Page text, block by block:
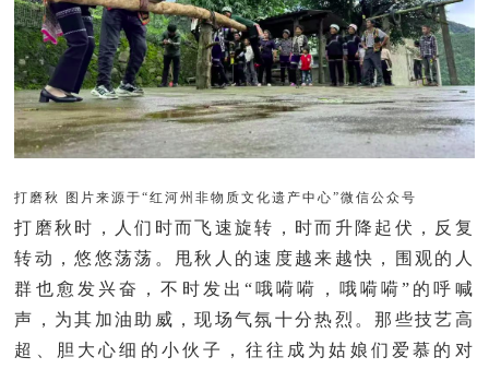
打磨秋 图片来源于“红河州非物质文化遗产中心”微信公众号
打磨秋时，人们时而飞速旋转，时而升降起伏，反复
转动，悠悠荡荡。甩秋人的速度越来越快，围观的人
群也愈发兴奋，不时发出“哦嗬嗬，哦嗬嗬”的呼喊
声，为其加油助威，现场气氛十分热烈。那些技艺高
超、胆大心细的小伙子，往往成为姑娘们爱慕的对